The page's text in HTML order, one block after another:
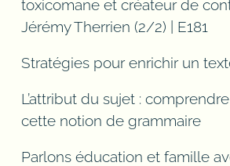
toxicomane et créateur de
Jérémy Therrien (2/2) | E181
Stratégies pour enrichir un
L’attribut du sujet :
cette notion de grammaire
Parlons éducation et famille